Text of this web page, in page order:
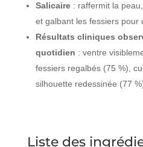
Salicaire: raffermit la
et galbant les fessiers pour
Résultats cliniques
quotidien : ventre
fessiers regalbés (75 %),
silhouette redessinée (77
Liste des